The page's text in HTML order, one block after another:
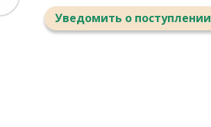
Уведомить о поступлении